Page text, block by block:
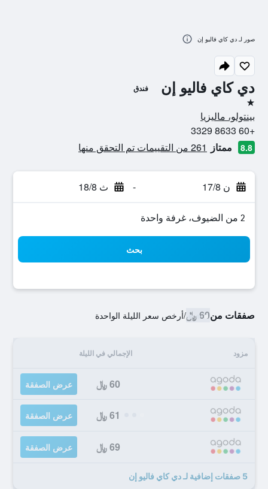
دي كاي فاليو إن فندق
نجمة واحدة
بينتولو، ماليزيا
+60 8633 3329
8.8 ممتاز 261 من التقييمات تم التحقق منها
ن 17/8 - ث 18/8
2 من الضيوف، غرفة واحدة
بحث
صفقات من60 ﷼ /أرخص سعر الليلة الواحدة
مزود الإجمالي في الليلة
60 ﷼ عرض الصفقة
61 ﷼ عرض الصفقة
69 ﷼ عرض الصفقة
5 صفقات إضافية لـ دي كاي فاليو إن
صور لـ دي كاي فاليو إن